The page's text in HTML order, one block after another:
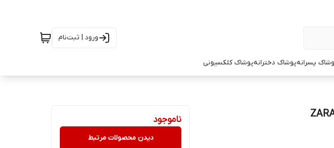
ورود | ثبت‌نام
پسرانهپوشاک دخترانهپوشاک کلکسیونی
ناموجود
دیدن محصولات مرتبط